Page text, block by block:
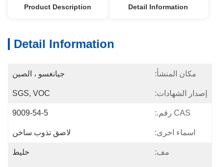
Detail Information
Product Description
Detail Information
مكان المنشأ: جيانغسو ، الصين
إصدار الشهادات: SGS, VOC
CAS رقم.: 9009-54-5
اسماء اخرى: لاصق تذوب ساخن
مف: خليط